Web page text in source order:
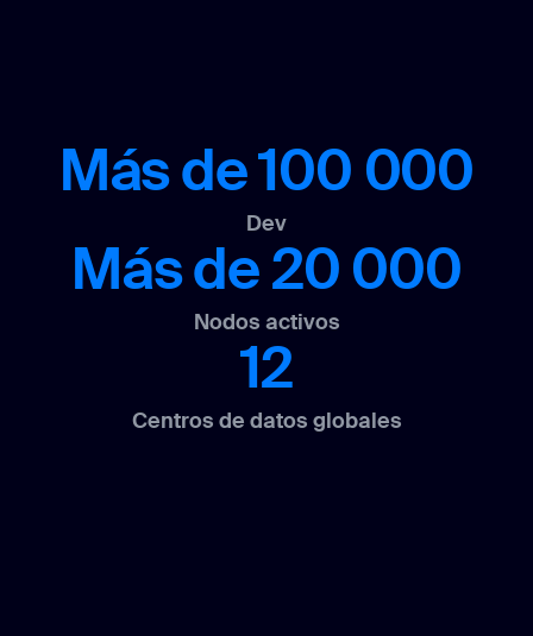
Más de 100 000
Dev
Más de 20 000
Nodos activos
12
Centros de datos globales